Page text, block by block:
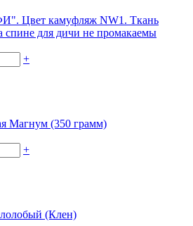
Цвет камуфляж NW1. Ткань
для дичи не промакаемы
+
Магнум (350 грамм)
+
(Клен)